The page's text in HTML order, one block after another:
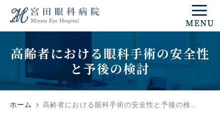
高齢者における眼科手術の安全性
と予後の検討
ホーム 高齢者における眼科手術の安全性と予後の検…